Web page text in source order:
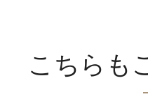
こちらも